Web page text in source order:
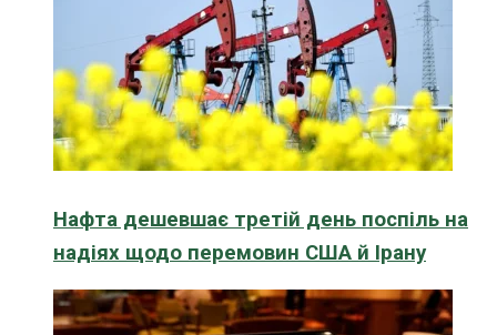
Нафта дешевшає третій день поспіль на
надіях щодо перемовин США й Ірану